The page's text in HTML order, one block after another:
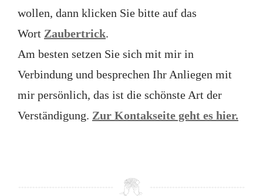
wollen, dann klicken Sie bitte auf das
Wort Zaubertrick.
Am besten setzen Sie sich mit mir in
Verbindung und besprechen Ihr Anliegen mit
mir persönlich, das ist die schönste Art der
Verständigung. Zur Kontakseite geht es hier.